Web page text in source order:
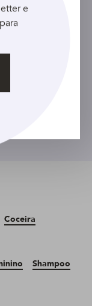
as
de
Coceira
Shampoo
e